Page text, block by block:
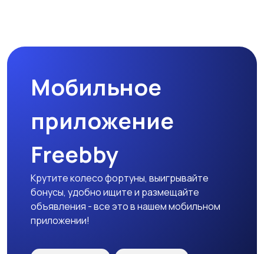
Мобильное
приложение
Freebby
Крутите колесо фортуны, выигрывайте
бонусы, удобно ищите и размещайте
объявления - все это в нашем мобильном
приложении!